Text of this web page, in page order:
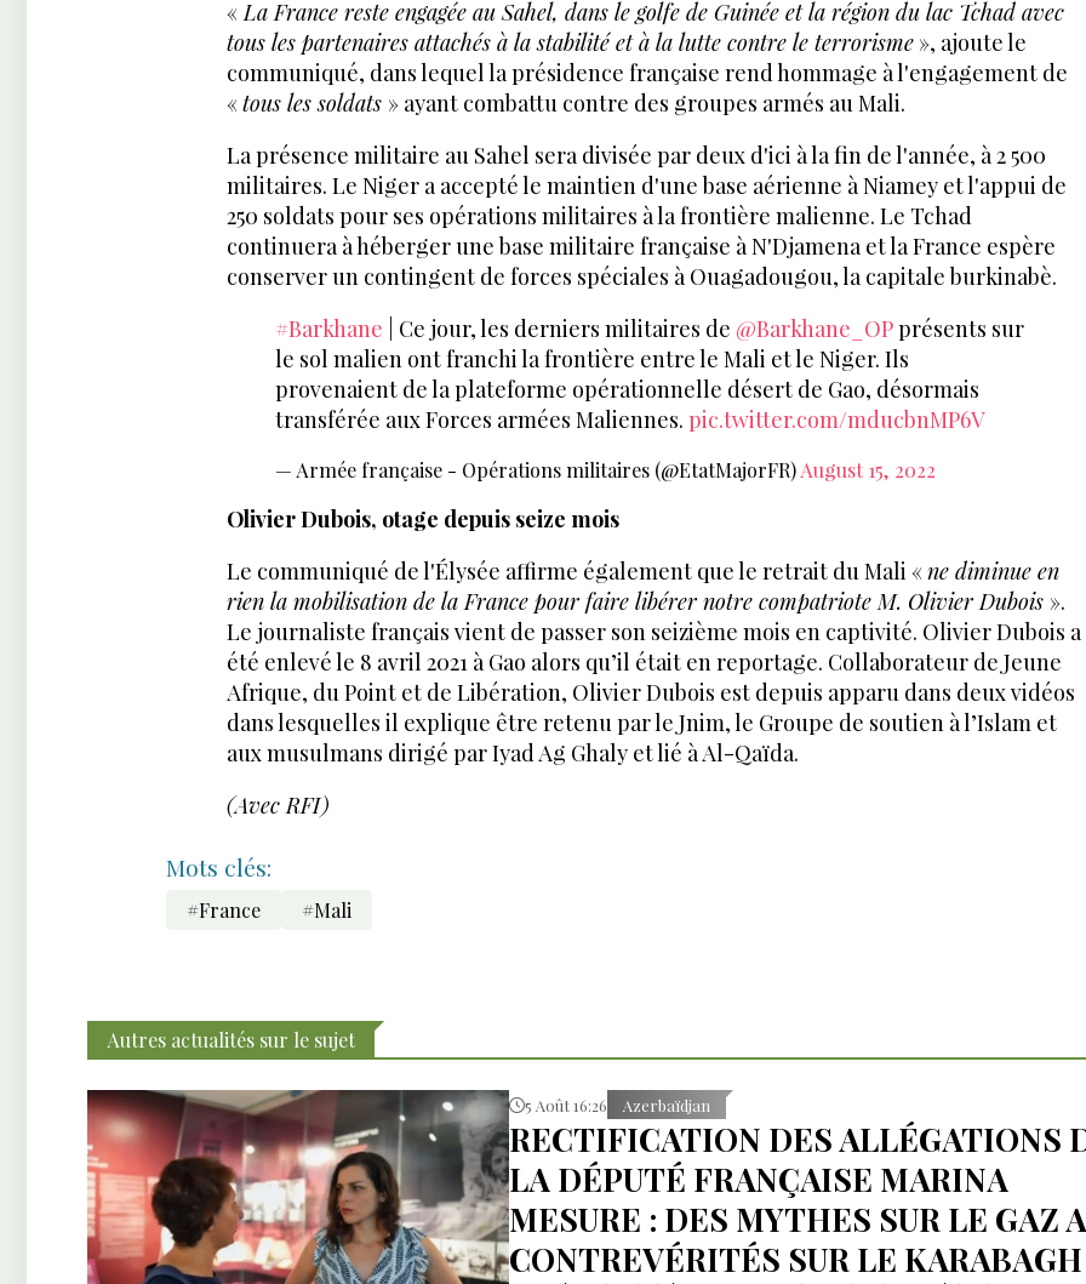
« La France reste engagée au Sahel, dans le golfe de Guinée et la région du lac Tchad avec
tous les partenaires attachés à la stabilité et à la lutte contre le terrorisme », ajoute le
communiqué, dans lequel la présidence française rend hommage à l'engagement de
« tous les soldats » ayant combattu contre des groupes armés au Mali.
La présence militaire au Sahel sera divisée par deux d'ici à la fin de l'année, à 2 500
militaires. Le Niger a accepté le maintien d'une base aérienne à Niamey et l'appui de
250 soldats pour ses opérations militaires à la frontière malienne. Le Tchad
continuera à héberger une base militaire française à N'Djamena et la France espère
conserver un contingent de forces spéciales à Ouagadougou, la capitale burkinabè.
#Barkhane | Ce jour, les derniers militaires de @Barkhane_OPprésents sur
le sol malien ont franchi la frontière entre le Mali et le Niger. Ils
provenaient de la plateforme opérationnelle désert de Gao, désormais
transférée aux Forces armées Maliennes. pic.twitter.com/mducbnMP6V
— Armée française - Opérations militaires (@EtatMajorFR)August 15, 2022
Olivier Dubois, otage depuis seize mois
Le communiqué de l'Élysée affirme également que le retrait du Mali « ne diminue en
rien la mobilisation de la France pour faire libérer notre compatriote M. Olivier Dubois ».
Le journaliste français vient de passer son seizième mois en captivité. Olivier Dubois a
été enlevé le 8 avril 2021 à Gao alors qu’il était en reportage. Collaborateur de Jeune
Afrique, du Point et de Libération, Olivier Dubois est depuis apparu dans deux vidéos
dans lesquelles il explique être retenu par le Jnim, le Groupe de soutien à l’Islam et
aux musulmans dirigé par Iyad Ag Ghaly et lié à Al-Qaïda.
(Avec RFI)
Mots clés:
#France #Mali
Autres actualités sur le sujet
5 Août 16:26 Azerbaïdjan
RECTIFICATION DES ALLÉGATIONS
LA DÉPUTÉ FRANÇAISE MARINA
MESURE : DES MYTHES SUR LE GAZ
CONTREVÉRITÉS SUR LE KARABAGH